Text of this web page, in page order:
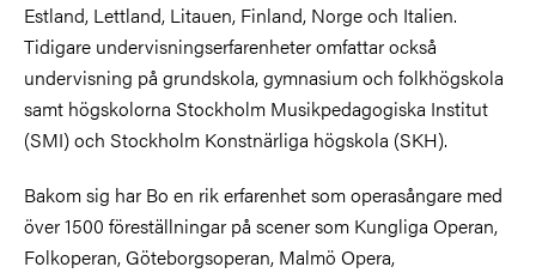
Estland, Lettland, Litauen, Finland, Norge och Italien.
Tidigare undervisningserfarenheter omfattar också
undervisning på grundskola, gymnasium och folkhögskola
samt högskolorna Stockholm Musikpedagogiska Institut
(SMI) och Stockholm Konstnärliga högskola (SKH).
Bakom sig har Bo en rik erfarenhet som operasångare med
över 1500 föreställningar på scener som Kungliga Operan,
Folkoperan, Göteborgsoperan, Malmö Opera,